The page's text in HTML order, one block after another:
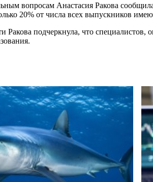
вопросам Анастасия Ракова
20% от числа всех выпускников
подчеркнула, что специалистов,